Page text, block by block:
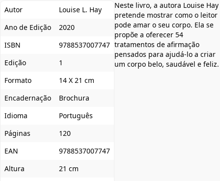
Autor
Louise L. Hay
Ano de Edição
2020
ISBN
9788537007747
Edição
1
Formato
14 X 21 cm
Encadernação
Brochura
Idioma
Português
Páginas
120
EAN
9788537007747
Altura
21 cm
Neste livro, a autora Louise Hay
pretende mostrar como o leitor
pode amar o seu corpo. Ela se
propõe a oferecer 54
tratamentos de afirmação
pensados para ajudá-lo a criar
um corpo belo, saudável e feliz.